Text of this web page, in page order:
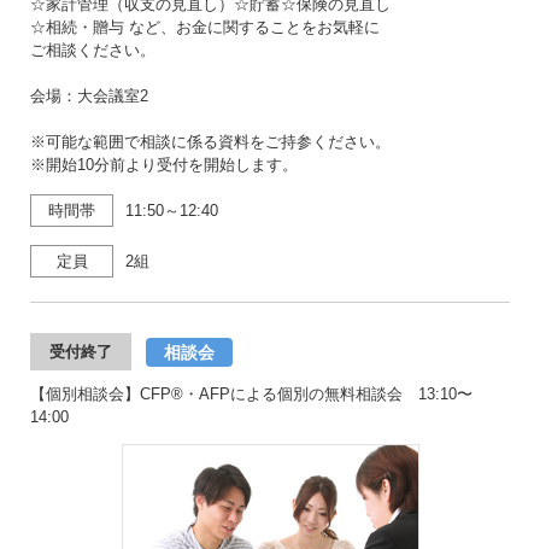
☆家計管理（収支の見直し）☆貯蓄☆保険の見直し
☆相続・贈与 など、お金に関することをお気軽に
ご相談ください。
会場：大会議室2
※可能な範囲で相談に係る資料をご持参ください。
※開始10分前より受付を開始します。
時間帯 11:50～12:40
定員 2組
受付終了 相談会
【個別相談会】CFP®・AFPによる個別の無料相談会 13:10〜
14:00